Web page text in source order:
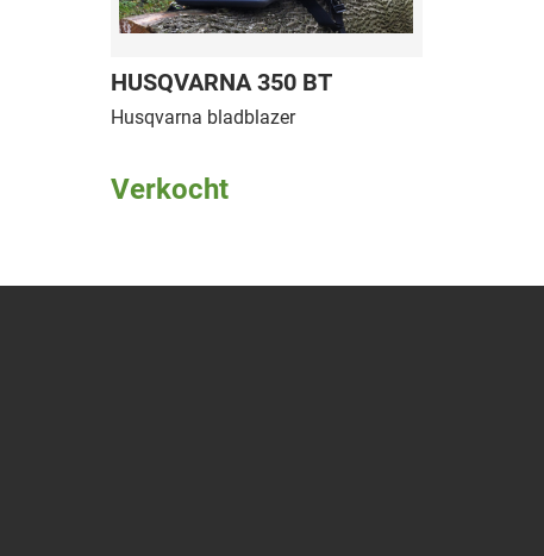
HUSQVARNA 350 BT
Husqvarna bladblazer
Verkocht